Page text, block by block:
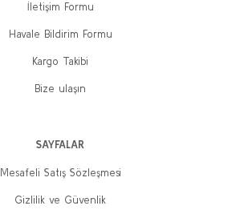
İletişim Formu
Havale Bildirim Formu
Kargo Takibi
Bize ulaşın
SAYFALAR
Mesafeli Satış Sözleşmesi
Gizlilik ve Güvenlik